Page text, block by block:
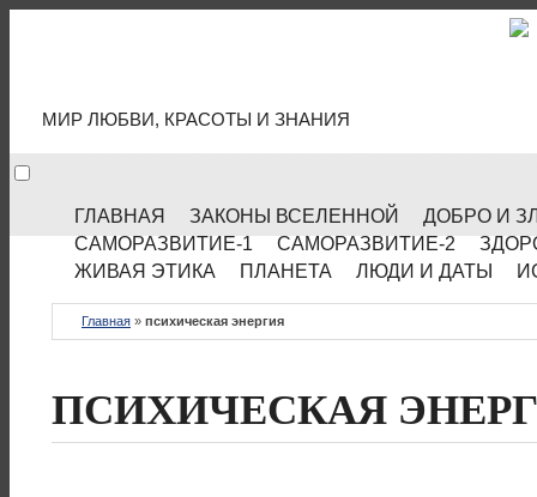
МИР ЛЮБВИ, КРАСОТЫ И ЗНАНИЯ
ГЛАВНАЯ ЗАКОНЫ ВСЕЛЕННОЙ
ДОБРО И
САМОРАЗВИТИЕ-1
САМОРАЗВИТИЕ-2
ЖИВАЯ ЭТИКА
ПЛАНЕТА ЛЮДИ И ДАТЫ
Главная » психическая энергия
ПСИХИЧЕСКАЯ